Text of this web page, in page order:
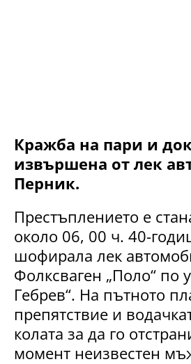
Кражба на пари и
извършена от лек
Перник.
Престъплението е
около 06, 00 ч. 40-
шофирала лек
Фолксваген „Поло“ по
Гебрев“. На пътното
препятствие и
колата за да го
момент неизвестен